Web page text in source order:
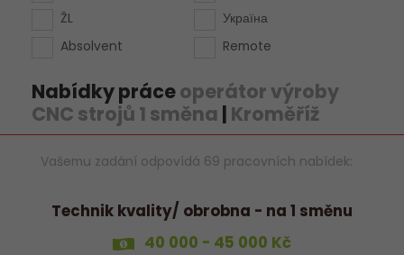
ŽL
Absolvent
Україна
Remote
Nabídky práceoperátor výroby
CNC strojů 1 směna | Kroměříž
Vašemu zadání odpovídá 69 pracovních nabídek:
Technik kvality/ obrobna - na 1 směnu
40 000 - 45 000 Kč